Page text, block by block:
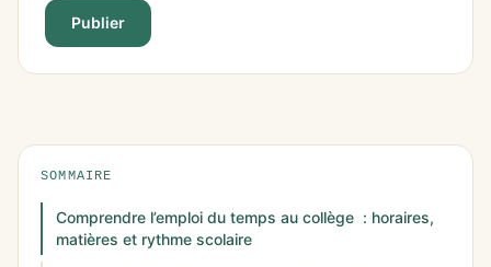
Publier
SOMMAIRE
Comprendre l’emploi du temps au collège : horaires,
matières et rythme scolaire